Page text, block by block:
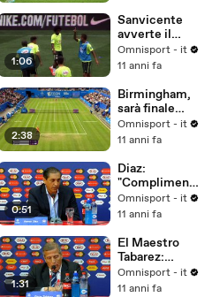
quarti"
1:06
Sanvicente
avverte il
Brasile: "La
storia si può
Omnisport - it
11 anni fa
2:38
Birmingham,
sarà finale
Kerber-
Pliskova
Omnisport - it
11 anni fa
0:51
Diaz:
"Complimenti
alla squadra"
Omnisport - it
11 anni fa
1:31
El Maestro
Tabarez:
"Poco
convinto della
Omnisport - it
11 anni fa